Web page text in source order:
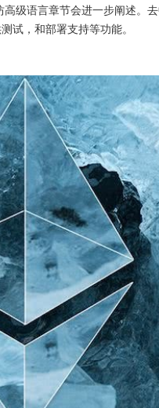
级语言章节会进一步阐述。
测试，和部署支持等功能。